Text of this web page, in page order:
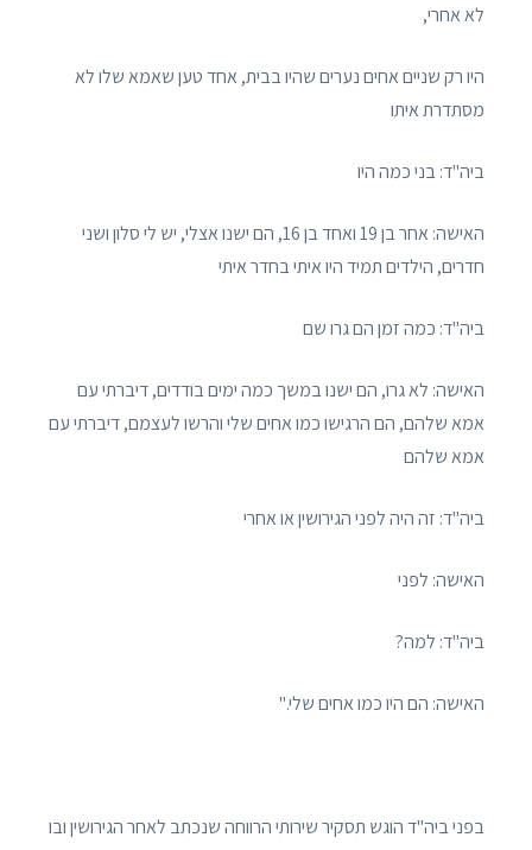
לא אחרי,
היו רק שניים אחים נערים שהיו בבית, אחד טען שאמא שלו לא
מסתדרת איתו
ביה"ד: בני כמה היו
האישה: אחר בן 19 ואחד בן 16, הם ישנו אצלי, יש לי סלון ושני
חדרים, הילדים תמיד היו איתי בחדר איתי
ביה"ד: כמה זמן הם גרו שם
האישה: לא גרו, הם ישנו במשך כמה ימים בודדים, דיברתי עם
אמא שלהם, הם הרגישו כמו אחים שלי והרשו לעצמם, דיברתי עם
אמא שלהם
ביה"ד: זה היה לפני הגירושין או אחרי
האישה: לפני
ביה"ד: למה?
האישה: הם היו כמו אחים שלי."
בפני ביה"ד הוגש תסקיר שירותי הרווחה שנכתב לאחר הגירושין ובו